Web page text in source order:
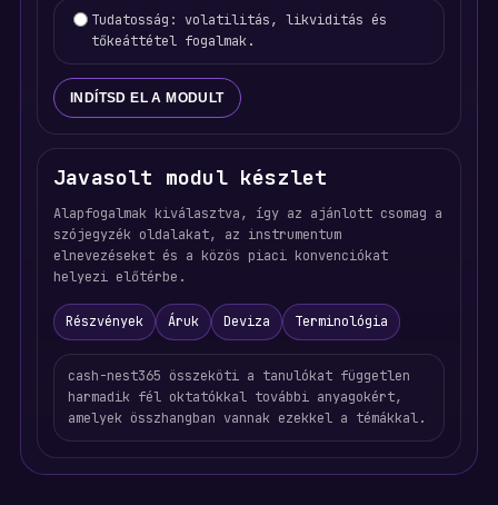
Tudatosság: volatilitás, likviditás és
tőkeáttétel fogalmak.
INDÍTSD EL A MODULT
Javasolt modul készlet
Alapfogalmak kiválasztva, így az ajánlott csomag a
szójegyzék oldalakat, az instrumentum
elnevezéseket és a közös piaci konvenciókat
helyezi előtérbe.
Részvények Áruk Deviza Terminológia
cash-nest365 összeköti a tanulókat független
harmadik fél oktatókkal további anyagokért,
amelyek összhangban vannak ezekkel a témákkal.